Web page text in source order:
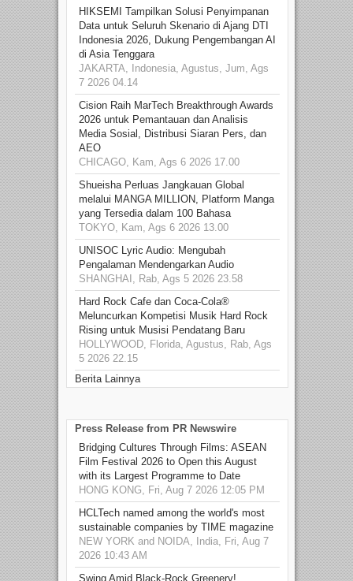
HIKSEMI Tampilkan Solusi Penyimpanan
Data untuk Seluruh Skenario di Ajang DTI
Indonesia 2026, Dukung Pengembangan AI
di Asia Tenggara
JAKARTA, Indonesia, Agustus, Jum, Ags
7 2026 04.14
Cision Raih MarTech Breakthrough Awards
2026 untuk Pemantauan dan Analisis
Media Sosial, Distribusi Siaran Pers, dan
AEO
CHICAGO, Kam, Ags 6 2026 17.00
Shueisha Perluas Jangkauan Global
melalui MANGA MILLION, Platform Manga
yang Tersedia dalam 100 Bahasa
TOKYO, Kam, Ags 6 2026 13.00
UNISOC Lyric Audio: Mengubah
Pengalaman Mendengarkan Audio
SHANGHAI, Rab, Ags 5 2026 23.58
Hard Rock Cafe dan Coca-Cola®
Meluncurkan Kompetisi Musik Hard Rock
Rising untuk Musisi Pendatang Baru
HOLLYWOOD, Florida, Agustus, Rab, Ags
5 2026 22.15
Berita Lainnya
Press Release from PR Newswire
Bridging Cultures Through Films: ASEAN
Film Festival 2026 to Open this August
with its Largest Programme to Date
HONG KONG, Fri, Aug 7 2026 12:05 PM
HCLTech named among the world's most
sustainable companies by TIME magazine
NEW YORK and NOIDA, India, Fri, Aug 7
2026 10:43 AM
Swing Amid Black‑Rock Greenery!